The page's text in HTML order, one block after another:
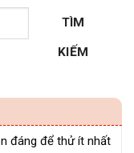
TÌM
KIẾM
đáng để thử ít nhất